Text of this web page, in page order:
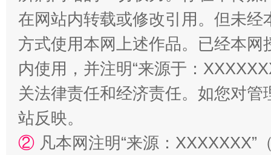
在网站内转载或修改引用。但未
方式使用本网上述作品。已经本
内使用，并注明“来源于：
关法律责任和经济责任。如您对
站反映。
② 凡本网注明“来源：